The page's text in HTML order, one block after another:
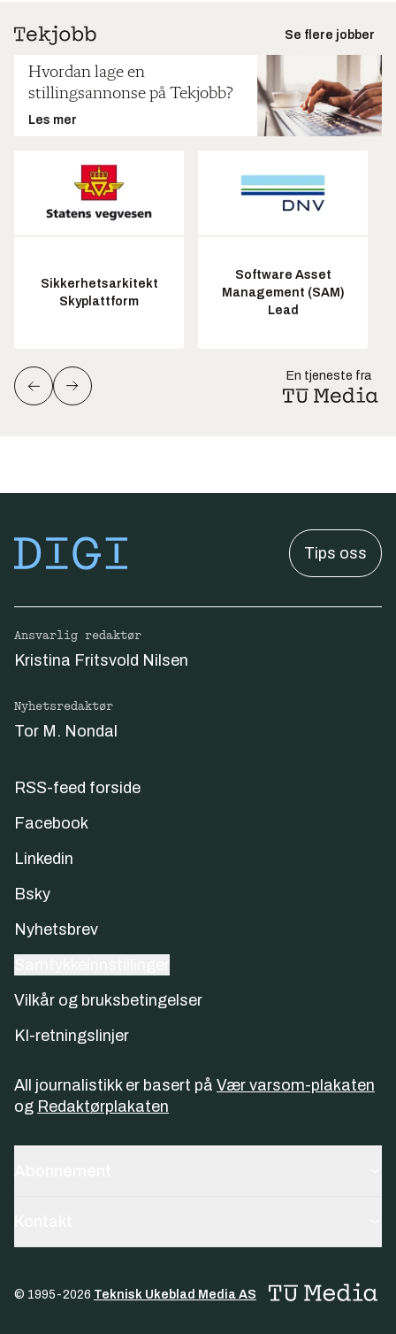
Se flere jobber
Hvordan lage en
stillingsannonse på Tekjobb?
Les mer
Sikkerhetsarkitekt
Skyplattform
Software Asset
Management (SAM)
Lead
En tjeneste fra
Tips oss
Ansvarlig redaktør
Kristina Fritsvold Nilsen
Nyhetsredaktør
Tor M. Nondal
RSS-feed forside
Facebook
Linkedin
Bsky
Nyhetsbrev
Vilkår og bruksbetingelser
KI-retningslinjer
All journalistikk er basert på Vær varsom-plakaten
og Redaktørplakaten
© 1995-2026 Teknisk Ukeblad Media AS